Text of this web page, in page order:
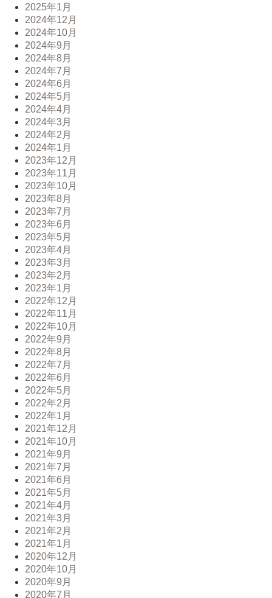
2025年1月
2024年12月
2024年10月
2024年9月
2024年8月
2024年7月
2024年6月
2024年5月
2024年4月
2024年3月
2024年2月
2024年1月
2023年12月
2023年11月
2023年10月
2023年8月
2023年7月
2023年6月
2023年5月
2023年4月
2023年3月
2023年2月
2023年1月
2022年12月
2022年11月
2022年10月
2022年9月
2022年8月
2022年7月
2022年6月
2022年5月
2022年2月
2022年1月
2021年12月
2021年10月
2021年9月
2021年7月
2021年6月
2021年5月
2021年4月
2021年3月
2021年2月
2021年1月
2020年12月
2020年10月
2020年9月
2020年7月